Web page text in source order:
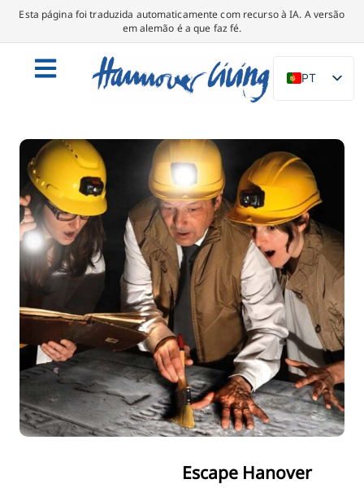
Esta página foi traduzida automaticamente com recurso à IA. A versão
em alemão é a que faz fé.
PT
DE
NL
PL
ES
IT
DA
SV
FR
TR
RU
FI
ZH
JA
Escape Hanover